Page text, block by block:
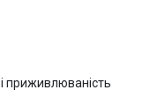
приживлюваність